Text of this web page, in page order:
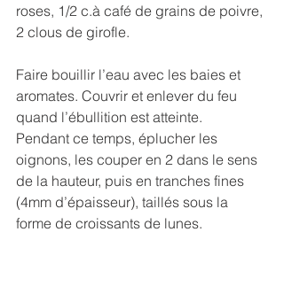
roses, 1/2 c.à café de grains de poivre,
2 clous de girofle.
Faire bouillir l’eau avec les baies et
aromates. Couvrir et enlever du feu
quand l’ébullition est atteinte.
Pendant ce temps, éplucher les
oignons, les couper en 2 dans le sens
de la hauteur, puis en tranches fines
(4mm d’épaisseur), taillés sous la
forme de croissants de lunes.